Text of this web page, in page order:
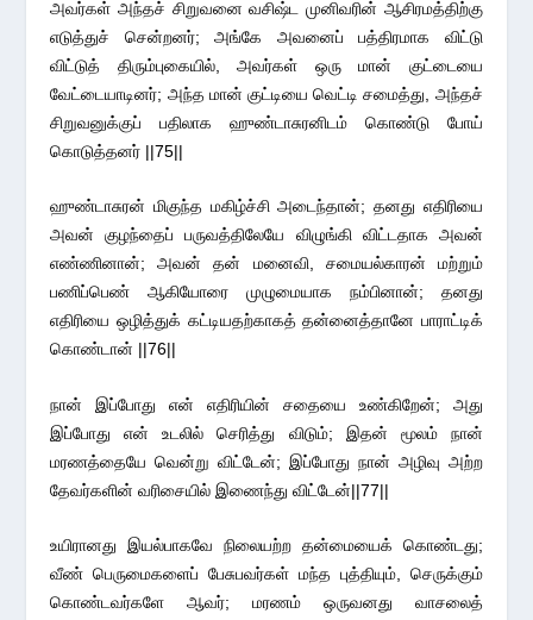
அவர்கள் அந்தச் சிறுவனை வசிஷ்ட முனிவரின் ஆசிரமத்திற்கு
எடுத்துச் சென்றனர்; அங்கே அவனைப் பத்திரமாக விட்டு
விட்டுத் திரும்புகையில், அவர்கள் ஒரு மான் குட்டையை
வேட்டையாடினர்; அந்த மான் குட்டியை வெட்டி சமைத்து, அந்தச்
சிறுவனுக்குப் பதிலாக ஹுண்டாசுரனிடம் கொண்டு போய்
கொடுத்தனர் ||75||
ஹுண்டாசுரன் மிகுந்த மகிழ்ச்சி அடைந்தான்; தனது எதிரியை
அவன் குழந்தைப் பருவத்திலேயே விழுங்கி விட்டதாக அவன்
எண்ணினான்; அவன் தன் மனைவி, சமையல்காரன் மற்றும்
பணிப்பெண் ஆகியோரை முழுமையாக நம்பினான்; தனது
எதிரியை ஒழித்துக் கட்டியதற்காகத் தன்னைத்தானே பாராட்டிக்
கொண்டான் ||76||
நான் இப்போது என் எதிரியின் சதையை உண்கிறேன்; அது
இப்போது என் உடலில் செரித்து விடும்; இதன் மூலம் நான்
மரணத்தையே வென்று விட்டேன்; இப்போது நான் அழிவு அற்ற
தேவர்களின் வரிசையில் இணைந்து விட்டேன்||77||
உயிரானது இயல்பாகவே நிலையற்ற தன்மையைக் கொண்டது;
வீண் பெருமைகளைப் பேசுபவர்கள் மந்த புத்தியும், செருக்கும்
கொண்டவர்களே ஆவர்; மரணம் ஒருவனது வாசலைத்